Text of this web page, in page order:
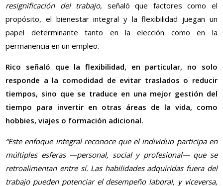
resignificación del trabajo, señaló que factores como el
propósito, el bienestar integral y la flexibilidad juegan un
papel determinante tanto en la elección como en la
permanencia en un empleo.
Rico señaló que la flexibilidad, en particular, no solo
responde a la comodidad de evitar traslados o reducir
tiempos, sino que se traduce en una mejor gestión del
tiempo para invertir en otras áreas de la vida, como
hobbies, viajes o formación adicional.
“Este enfoque integral reconoce que el individuo participa en
múltiples esferas —personal, social y profesional— que se
retroalimentan entre sí. Las habilidades adquiridas fuera del
trabajo pueden potenciar el desempeño laboral, y viceversa,